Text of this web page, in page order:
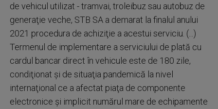
de vehicul utilizat - tramvai, troleibuz sau autobuz de
generaţie veche, STB SA a demarat la finalul anului
2021 procedura de achiziţie a acestui serviciu. (...)
Termenul de implementare a serviciului de plată cu
cardul bancar direct în vehicule este de 180 zile,
condiţionat şi de situaţia pandemică la nivel
internaţional ce a afectat piaţa de componente
electronice şi implicit numărul mare de echipamente